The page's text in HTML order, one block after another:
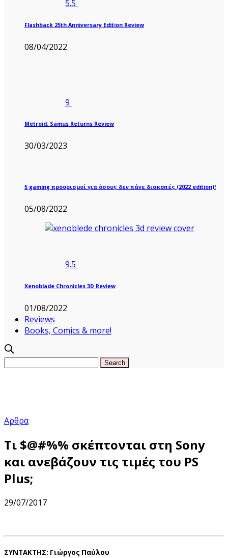
5.5
Flashback 25th Anniversary Edition Review
08/04/2022
9
Metroid: Samus Returns Review
30/03/2023
5 gaming προορισμοί για όσους δεν πάνε διακοπές (2022 edition)!
05/08/2022
9.5
Xenoblade Chronicles 3D Review
01/08/2022
Reviews
Books, Comics & more!
Αρθρα
Τι $@#%% σκέπτονται στη Sony
και ανεβάζουν τις τιμές του PS
Plus;
29/07/2017
ΣΥΝΤΑΚΤΗΣ: Γιώργος Παύλου